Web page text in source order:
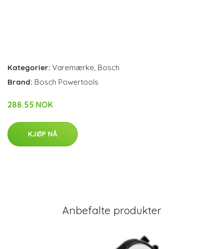
Kategorier: Varemærke Bosch
Brand: Bosch Powertools
288.55 NOK
KJØP NÅ
Anbefalte produkter